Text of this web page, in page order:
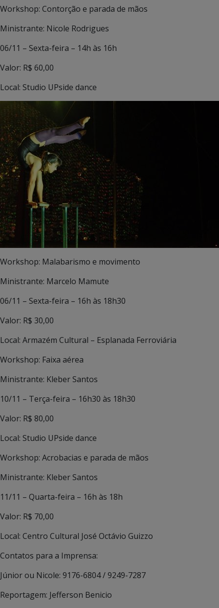
Workshop: Contorção e parada de mãos
Ministrante: Nicole Rodrigues
06/11 – Sexta-feira – 14h às 16h
Valor: R$ 60,00
Local: Studio UPside dance
Workshop: Malabarismo e movimento
Ministrante: Marcelo Mamute
06/11 – Sexta-feira – 16h às 18h30
Valor: R$ 30,00
Local: Armazém Cultural – Esplanada Ferroviária
Workshop: Faixa aérea
Ministrante: Kleber Santos
10/11 – Terça-feira – 16h30 às 18h30
Valor: R$ 80,00
Local: Studio UPside dance
Workshop: Acrobacias e parada de mãos
Ministrante: Kleber Santos
11/11 – Quarta-feira – 16h às 18h
Valor: R$ 70,00
Local: Centro Cultural José Octávio Guizzo
Contatos para a Imprensa:
Júnior ou Nicole: 9176-6804 / 9249-7287
Reportagem: Jefferson Benicio